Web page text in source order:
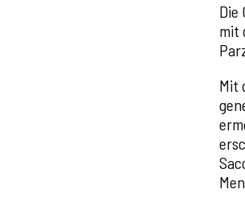
Die
mit
Mit